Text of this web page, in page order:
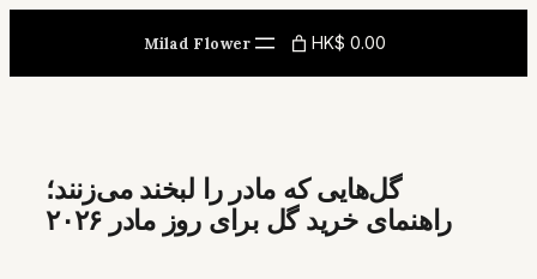
content
Milad Flower HK$ 0.00
گل‌هایی که مادر را لبخند می‌زنند؛
راهنمای خرید گل برای روز مادر ۲۰۲۶